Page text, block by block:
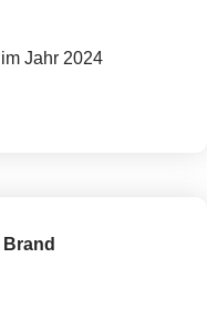
Jahr 2024